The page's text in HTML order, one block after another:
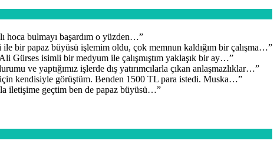
hoca bulmayı başardım o yüzden…”
bir papaz büyüsü işlemim oldu, çok memnun kaldığım bir çalışma…”
Gürses isimli bir medyum ile çalışmıştım yaklaşık bir ay…”
ve yaptığımız işlerde dış yatırımcılarla çıkan anlaşmazlıklar…”
kendisiyle görüştüm. Benden 1500 TL para istedi. Muska…”
iletişime geçtim ben de papaz büyüsü…”